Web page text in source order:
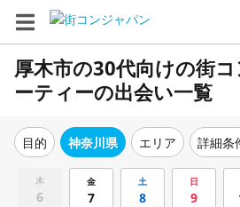
厚木市の30代向けの街
ーティーの出会い一覧
目的 神奈川県 エリア 詳細条
木
6
金
7
土
8
日
9